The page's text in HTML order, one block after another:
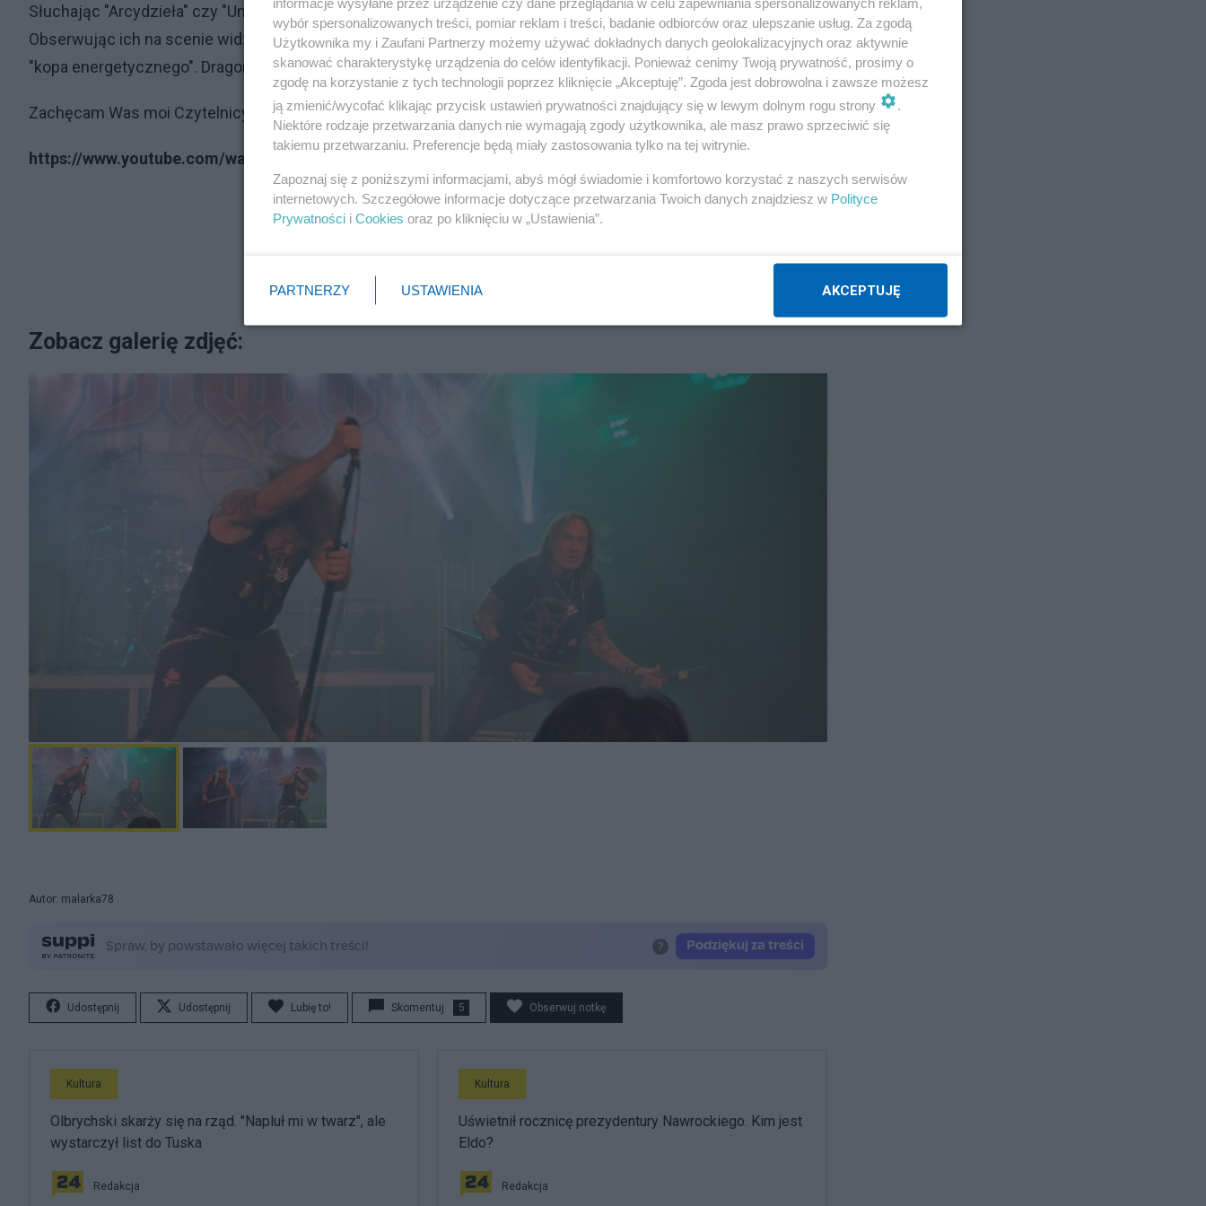
Słuchając "Arcydzieła" czy "Unde malum" zastanawiam się czym w przyszłości zaskoczy nas Dragon?
Obserwując ich na scenie widzę, że świetnie bawią się występując razem - co nam odbiorcom daje potężnego
"kopa energetycznego". Dragon na scenie to istny wulkan energii :)
Zachęcam Was moi Czytelnicy do zapoznania się z twórczością Dragona - jeżeli jeszcze jej nie znacie :)
https://www.youtube.com/watch?v=LnE-CEzLRcI
Zobacz galerię zdjęć:
Autor: malarka78
Udostępnij Udostępnij Lubię to! Skomentuj 5 Obserwuj notkę
Kultura
Olbrychski skarży się na rząd. "Napluł mi w twarz", ale
wystarczył list do Tuska
Redakcja
Kultura
Uświetnił rocznicę prezydentury Nawrockiego. Kim jest
Eldo?
Redakcja
wybór spersonalizowanych treści, pomiar reklam i treści, badanie odbiorców oraz ulepszanie usług. Za zgodą
Użytkownika my i Zaufani Partnerzy możemy używać dokładnych danych geolokalizacyjnych oraz aktywnie
skanować charakterystykę urządzenia do celów identyfikacji. Ponieważ cenimy Twoją prywatność, prosimy o
zgodę na korzystanie z tych technologii poprzez kliknięcie „Akceptuję”. Zgoda jest dobrowolna i zawsze możesz
ją zmienić/wycofać klikając przycisk ustawień prywatności znajdujący się w lewym dolnym rogu strony
.
Niektóre rodzaje przetwarzania danych nie wymagają zgody użytkownika, ale masz prawo sprzeciwić się
takiemu przetwarzaniu. Preferencje będą miały zastosowania tylko na tej witrynie.
Zapoznaj się z poniższymi informacjami, abyś mógł świadomie i komfortowo korzystać z naszych serwisów
internetowych. Szczegółowe informacje dotyczące przetwarzania Twoich danych znajdziesz w Polityce
Prywatności i Cookies oraz po kliknięciu w „Ustawienia”.
PARTNERZY USTAWIENIA AKCEPTUJĘ